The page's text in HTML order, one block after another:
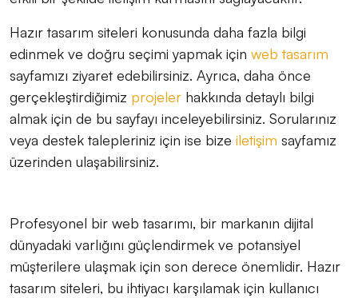
Hazır tasarım siteleri konusunda daha fazla bilgi
edinmek ve doğru seçimi yapmak için web tasarım
sayfamızı ziyaret edebilirsiniz. Ayrıca, daha önce
gerçekleştirdiğimiz projeler hakkında detaylı bilgi
almak için de bu sayfayı inceleyebilirsiniz. Sorularınız
veya destek talepleriniz için ise bize iletişim sayfamız
üzerinden ulaşabilirsiniz.
Profesyonel bir web tasarımı, bir markanın dijital
dünyadaki varlığını güçlendirmek ve potansiyel
müşterilere ulaşmak için son derece önemlidir. Hazır
tasarım siteleri, bu ihtiyacı karşılamak için kullanıcı